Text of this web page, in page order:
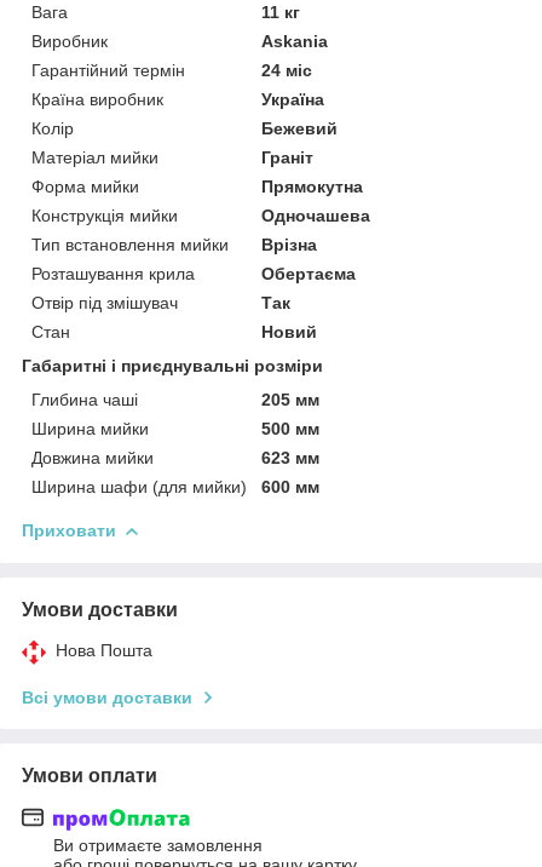
Вага
11 кг
Виробник
Askania
Гарантійний термін
24 міс
Країна виробник
Україна
Колір
Бежевий
Матеріал мийки
Граніт
Форма мийки
Прямокутна
Конструкція мийки
Одночашева
Тип встановлення мийки
Врізна
Розташування крила
Обертаєма
Отвір під змішувач
Так
Стан
Новий
Габаритні і приєднувальні розміри
Глибина чаші
205 мм
Ширина мийки
500 мм
Довжина мийки
623 мм
Ширина шафи (для мийки)
600 мм
Приховати
Умови доставки
Нова Пошта
Всі умови доставки
Умови оплати
Ви отримаєте замовлення